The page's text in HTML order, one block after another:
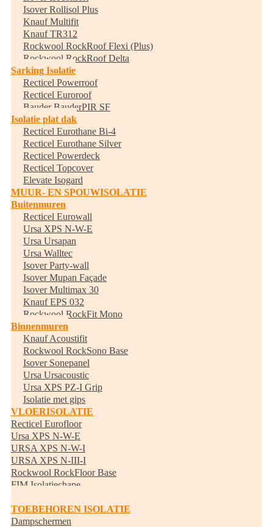
Isover Rollisol Plus
Knauf Multifit
Knauf TR312
Rockwool RockRoof Flexi (Plus)
Rockwool RockRoof Delta
Sarking Isolatie
Recticel Powerroof
Recticel Euroroof
Bauder BauderPIR SF
Isolatie plat dak
Recticel Eurothane Bi-4
Recticel Eurothane Silver
Recticel Powerdeck
Recticel Topcover
Elevate Isogard
MUUR- EN SPOUWISOLATIE
Buitenmuren
Recticel Eurowall
Ursa XPS N-W-E
Ursa Ursapan
Ursa Walltec
Isover Party-wall
Isover Mupan Façade
Isover Multimax 30
Knauf EPS 032
Rockwool RockFit Mono
Binnenmuren
Knauf Acoustifit
Rockwool RockSono Base
Isover Sonepanel
Ursa Ursacoustic
Ursa XPS PZ-I Grip
Isolatie met gips
VLOERISOLATIE
Recticel Eurofloor
Ursa XPS N-W-E
URSA XPS N-W-I
URSA XPS N-III-I
Rockwool RockFloor Base
FIM Isolatiechape
TOEBEHOREN ISOLATIE
Dampschermen